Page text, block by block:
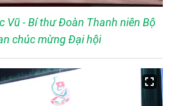
Vũ - Bí thư Đoàn Thanh niên Bộ
chúc mừng Đại hội